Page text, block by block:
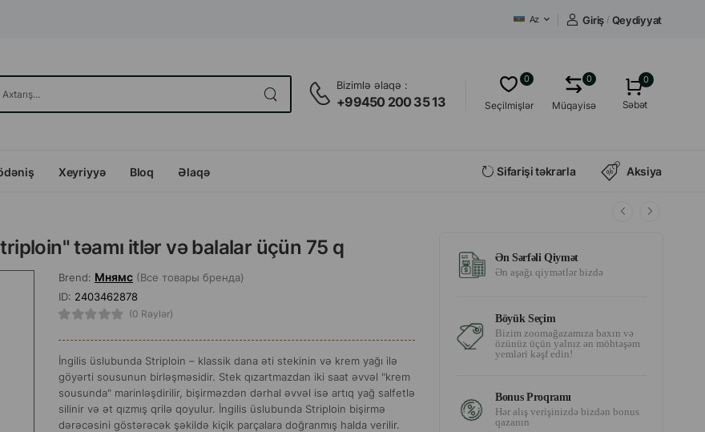
Az Giriş / Qeydiyyat
Bizimlə əlaqə :
+99450 200 35 13 Seçilmişlər
0
Müqayisə
0 0
Səbət
Xeyriyyə Bloq Əlaqə Sifarişi təkrarla Aksiya
təamı itlər və balalar üçün 75 q
Brend: Мнямс (Все товары бренда)
ID: 2403462878
(0 Rəylər)
İngilis üslubunda Striploin – klassik dana əti stekinin və krem yağı ilə
göyərti sousunun birləşməsidir. Stek qızartmazdan iki saat əvvəl "krem
sousunda" marinləşdirilir, bişirməzdən dərhal əvvəl isə artıq yağ salfetlə
silinir və ət qızmış qrilə qoyulur. İngilis üslubunda Striploin bişirmə
dərəcəsini göstərəcək şəkildə kiçik parçalara doğranmış halda verilir.
Ən Sərfəli Qiymət
Ən aşağı qiymətlər bizdə
Böyük Seçim
Bizim zoomağazamıza baxın və
özünüz üçün yalnız ən möhtəşəm
yemləri kəşf edin!
Bonus Proqramı
Hər alış verişinizdə bizdən bonus
qazanın